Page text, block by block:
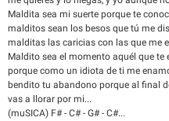
Maldita sea mi suerte porque te
malditos sean los besos que tú me
malditas las caricias con las que me
Maldito sea el momento aquél que te
porque como un idiota de ti me
bendito tu abandono porque al final
vas a llorar por mi...
(muSICA) F# - C# - G# - C#...